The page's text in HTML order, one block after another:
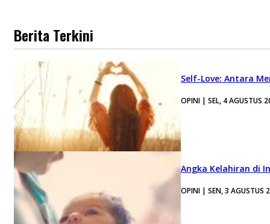
Berita Terkini
Self-Love: Antara
OPINI | SEL, 4 AGUSTUS
Angka Kelahiran di
OPINI | SEN, 3 AGUSTUS